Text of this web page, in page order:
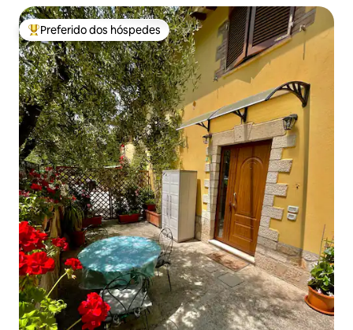
Entre os melhores preferidos dos hóspedes
Preferido dos hóspedes